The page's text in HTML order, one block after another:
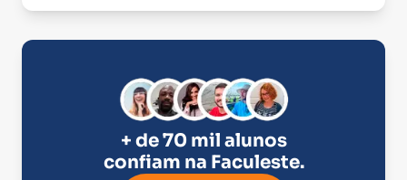
+ de 70 mil alunos
confiam na Faculeste.